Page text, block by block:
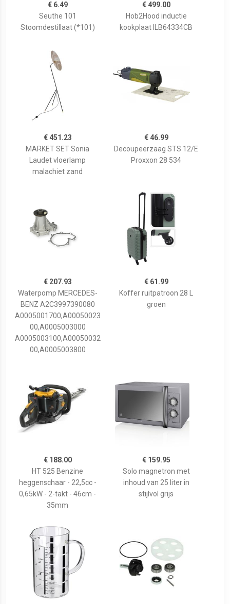
€ 6.49
Seuthe 101
Stoomdestillaat (*101)
€ 499.00
Hob2Hood inductie
kookplaat ILB64334CB
€ 451.23
MARKET SET Sonia
Laudet vloerlamp
malachiet zand
€ 46.99
Decoupeerzaag STS 12/E
Proxxon 28 534
€ 207.93
Waterpomp MERCEDES-
BENZ A2C3997390080
A0005001700,A00050023
00,A0005003000
A0005003100,A00050032
00,A0005003800
€ 61.99
Koffer ruitpatroon 28 L
groen
€ 188.00
HT 525 Benzine
heggenschaar - 22,5cc -
0,65kW - 2-takt - 46cm -
35mm
€ 159.95
Solo magnetron met
inhoud van 25 liter in
stijlvol grijs